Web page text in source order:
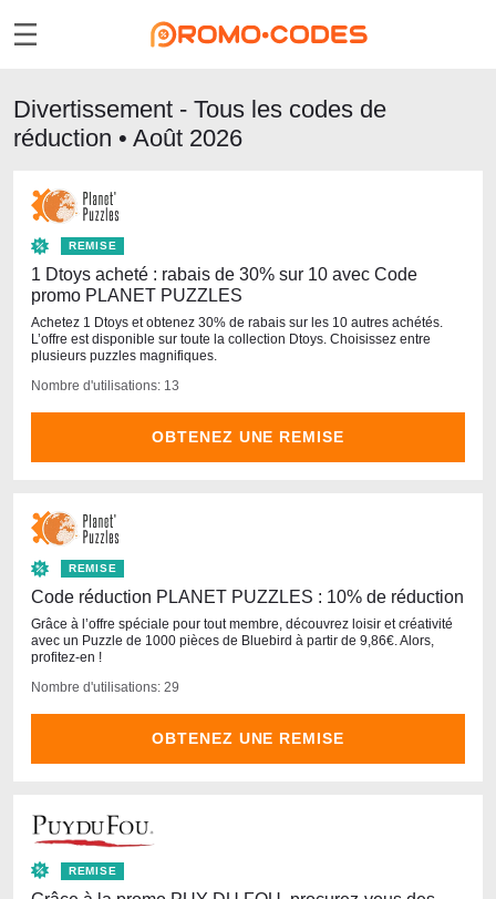
Divertissement - Tous les codes de
réduction • Août 2026
REMISE
1 Dtoys acheté : rabais de 30% sur 10 avec Code
promo PLANET PUZZLES
Achetez 1 Dtoys et obtenez 30% de rabais sur les 10 autres achétés.
L’offre est disponible sur toute la collection Dtoys. Choisissez entre
plusieurs puzzles magnifiques.
Nombre d'utilisations: 13
OBTENEZ UNE REMISE
REMISE
Code réduction PLANET PUZZLES : 10% de réduction
Grâce à l’offre spéciale pour tout membre, découvrez loisir et créativité
avec un Puzzle de 1000 pièces de Bluebird à partir de 9,86€. Alors,
profitez-en !
Nombre d'utilisations: 29
OBTENEZ UNE REMISE
REMISE